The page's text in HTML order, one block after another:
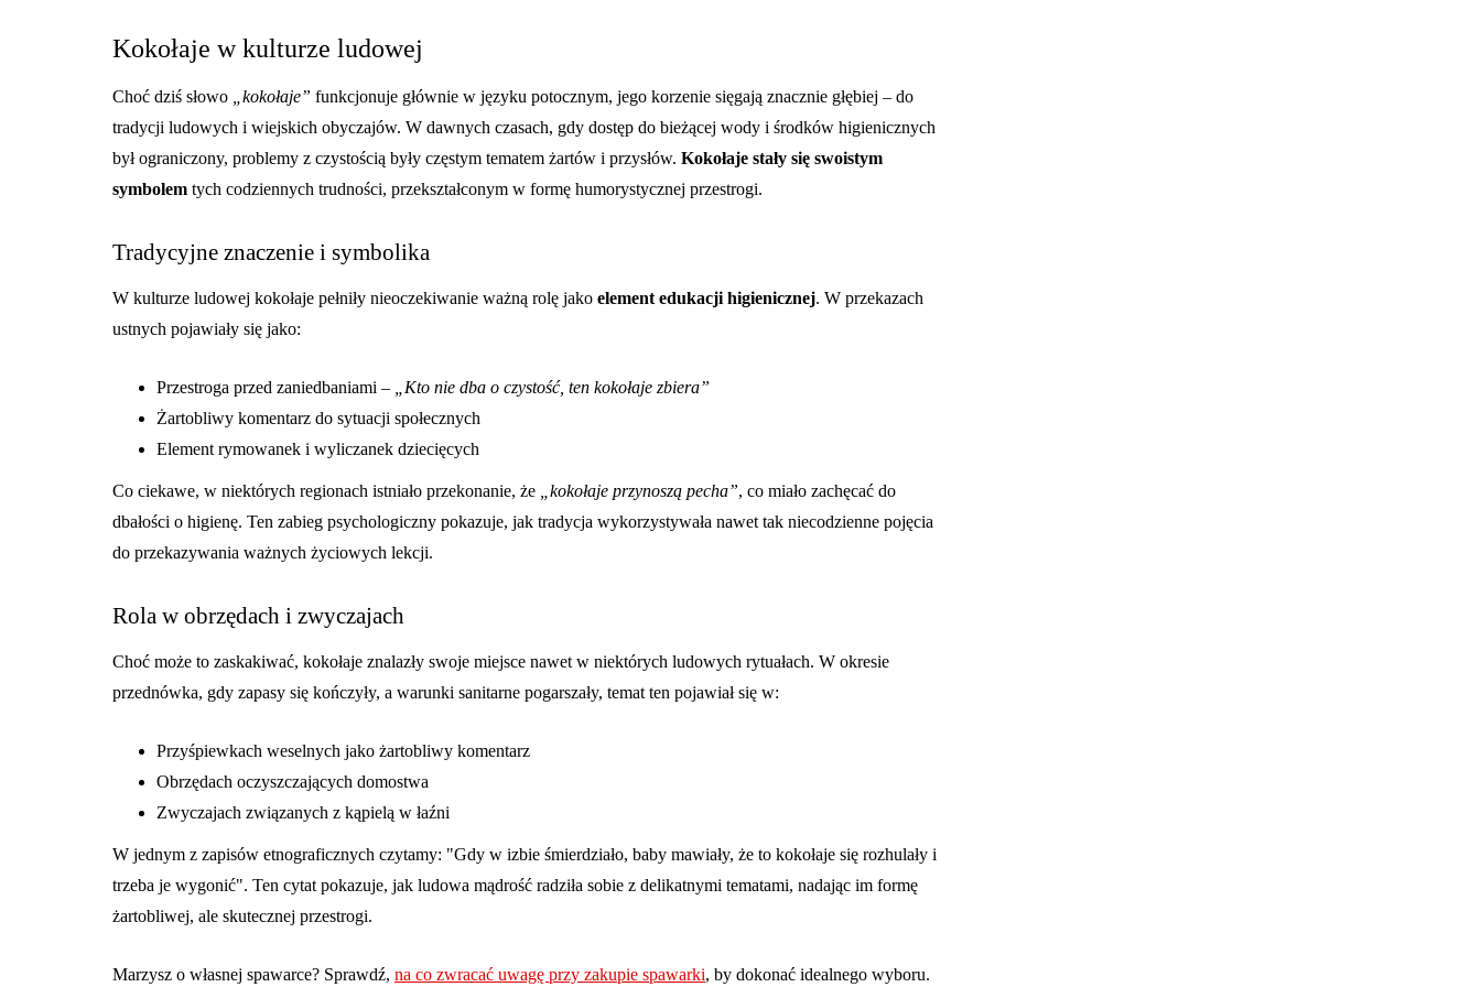
Kokołaje w kulturze ludowej
Choć dziś słowo „kokołaje” funkcjonuje głównie w języku potocznym, jego korzenie sięgają znacznie głębiej – do
tradycji ludowych i wiejskich obyczajów. W dawnych czasach, gdy dostęp do bieżącej wody i środków higienicznych
był ograniczony, problemy z czystością były częstym tematem żartów i przysłów. Kokołaje stały się swoistym
symbolem tych codziennych trudności, przekształconym w formę humorystycznej przestrogi.
Tradycyjne znaczenie i symbolika
W kulturze ludowej kokołaje pełniły nieoczekiwanie ważną rolę jako element edukacji higienicznej. W przekazach
ustnych pojawiały się jako:
Przestroga przed zaniedbaniami –
„Kto nie dba o czystość, ten kokołaje zbiera”
Żartobliwy komentarz do sytuacji społecznych
Element rymowanek i wyliczanek dziecięcych
Co ciekawe, w niektórych regionach istniało przekonanie, że „kokołaje przynoszą pecha”, co miało zachęcać do
dbałości o higienę. Ten zabieg psychologiczny pokazuje, jak tradycja wykorzystywała nawet tak niecodzienne pojęcia
do przekazywania ważnych życiowych lekcji.
Rola w obrzędach i zwyczajach
Choć może to zaskakiwać, kokołaje znalazły swoje miejsce nawet w niektórych ludowych rytuałach. W okresie
przednówka, gdy zapasy się kończyły, a warunki sanitarne pogarszały, temat ten pojawiał się w:
Przyśpiewkach weselnych jako żartobliwy komentarz
Obrzędach oczyszczających domostwa
Zwyczajach związanych z kąpielą w łaźni
W jednym z zapisów etnograficznych czytamy:
Gdy w izbie śmierdziało, baby mawiały, że to kokołaje się rozhulały i
trzeba je wygonić . Ten cytat pokazuje, jak ludowa mądrość radziła sobie z delikatnymi tematami, nadając im formę
żartobliwej, ale skutecznej przestrogi.
Marzysz o własnej spawarce? Sprawdź, na co zwracać uwagę przy zakupie spawarki, by dokonać idealnego wyboru.